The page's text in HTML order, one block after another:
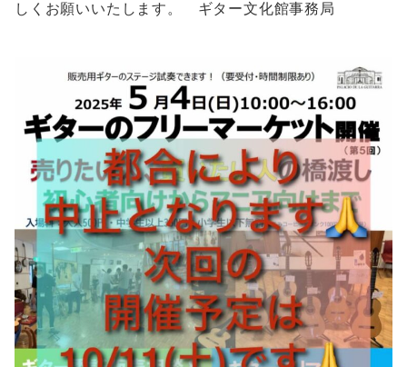
しくお願いいたします。 ギター文化館事務局